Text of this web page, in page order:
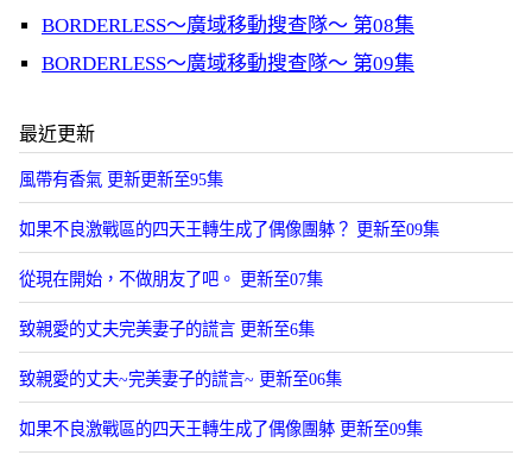
BORDERLESS～廣域移動搜查隊～ 第08集
BORDERLESS～廣域移動搜查隊～ 第09集
最近更新
風帶有香氣 更新更新至95集
如果不良激戰區的四天王轉生成了偶像團躰？ 更新至09集
從現在開始，不做朋友了吧。 更新至07集
致親愛的丈夫完美妻子的謊言 更新至6集
致親愛的丈夫~完美妻子的謊言~ 更新至06集
如果不良激戰區的四天王轉生成了偶像團躰 更新至09集